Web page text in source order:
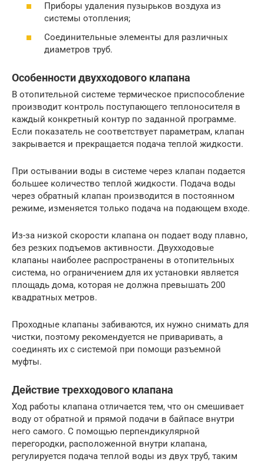
Приборы удаления пузырьков воздуха из
системы отопления;
Соединительные элементы для различных
диаметров труб.
Особенности двухходового клапана
В отопительной системе термическое приспособление
производит контроль поступающего теплоносителя в
каждый конкретный контур по заданной программе.
Если показатель не соответствует параметрам, клапан
закрывается и прекращается подача теплой жидкости.
При остывании воды в системе через клапан подается
большее количество теплой жидкости. Подача воды
через обратный клапан производится в постоянном
режиме, изменяется только подача на подающем входе.
Из-за низкой скорости клапана он подает воду плавно,
без резких подъемов активности. Двухходовые
клапаны наиболее распространены в отопительных
система, но ограничением для их установки является
площадь дома, которая не должна превышать 200
квадратных метров.
Проходные клапаны забиваются, их нужно снимать для
чистки, поэтому рекомендуется не приваривать, а
соединять их с системой при помощи разъемной
муфты.
Действие трехходового клапана
Ход работы клапана отличается тем, что он смешивает
воду от обратной и прямой подачи в байпасе внутри
него самого. С помощью перпендикулярной
перегородки, расположенной внутри клапана,
регулируется подача теплой воды из двух труб, таким